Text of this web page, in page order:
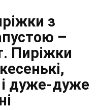
з
–
Пиріжки
і дуже-дуже